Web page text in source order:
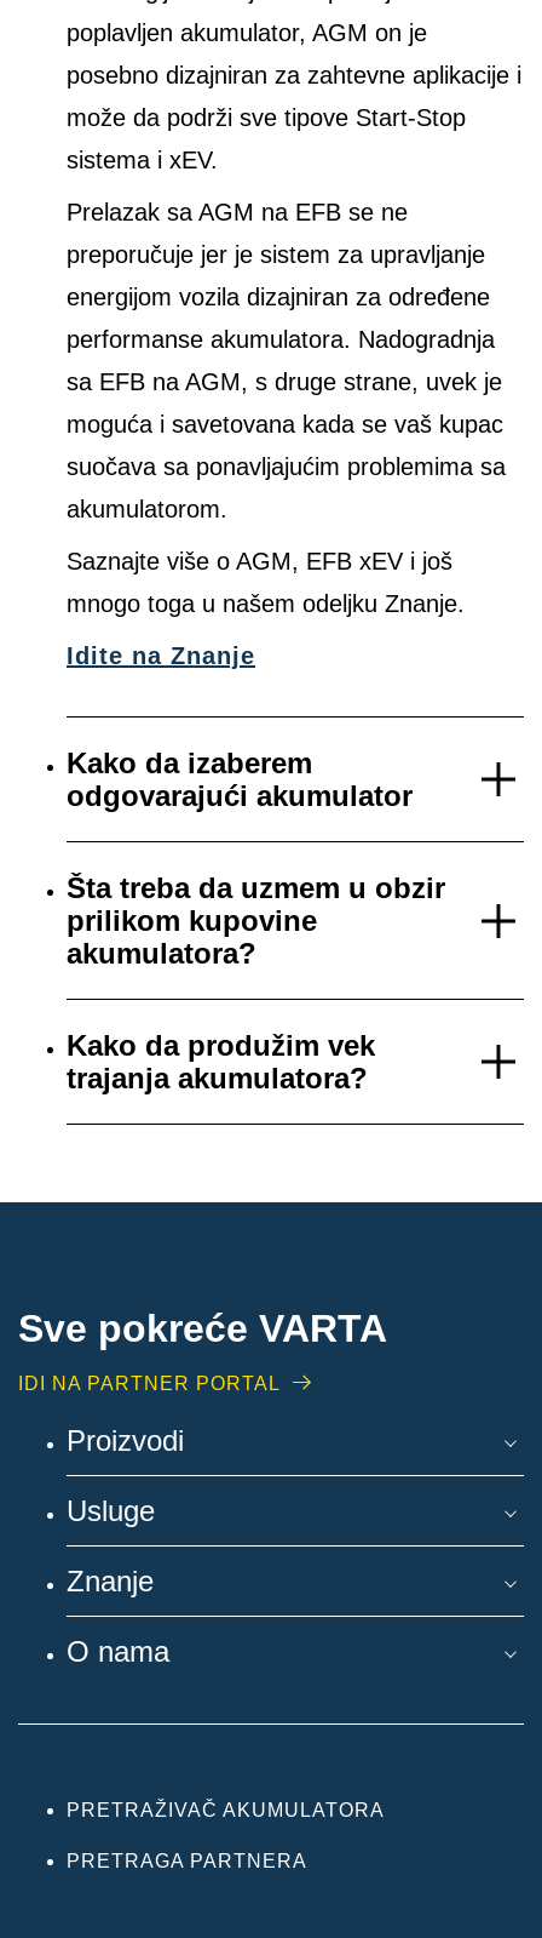
poplavljen akumulator, AGM on je
posebno dizajniran za zahtevne aplikacije i
može da podrži sve tipove Start-Stop
sistema i xEV.
Prelazak sa AGM na EFB se ne
preporučuje jer je sistem za upravljanje
energijom vozila dizajniran za određene
performanse akumulatora. Nadogradnja
sa EFB na AGM, s druge strane, uvek je
moguća i savetovana kada se vaš kupac
suočava sa ponavljajućim problemima sa
akumulatorom.
Saznajte više o AGM, EFB xEV i još
mnogo toga u našem odeljku Znanje.
Idite na Znanje
Kako da izaberem
odgovarajući akumulator
Šta treba da uzmem u obzir
prilikom kupovine
akumulatora?
Kako da produžim vek
trajanja akumulatora?
Sve pokreće VARTA
IDI NA PARTNER PORTAL
Proizvodi
Usluge
Znanje
O nama
PRETRAŽIVAČ AKUMULATORA
PRETRAGA PARTNERA